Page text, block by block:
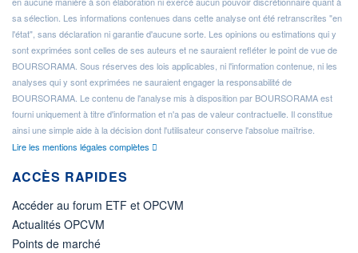
sa sélection. Les informations contenues dans cette analyse ont été retranscrites "en
l'état", sans déclaration ni garantie d'aucune sorte. Les opinions ou estimations qui y
sont exprimées sont celles de ses auteurs et ne sauraient refléter le point de vue de
BOURSORAMA. Sous réserves des lois applicables, ni l'information contenue, ni les
analyses qui y sont exprimées ne sauraient engager la responsabilité de
BOURSORAMA. Le contenu de l'analyse mis à disposition par BOURSORAMA est
fourni uniquement à titre d'information et n'a pas de valeur contractuelle. Il constitue
ainsi une simple aide à la décision dont l'utilisateur conserve l'absolue maîtrise.
Lire les mentions légales complètes
ACCÈS RAPIDES
Accéder au forum ETF et OPCVM
Actualités OPCVM
Points de marché